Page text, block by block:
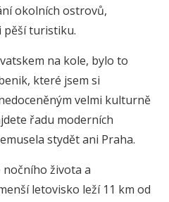
okolních ostrovů,
pěší turistiku.
na kole, bylo to
které jsem si
velmi kulturně
řadu moderních
stydět ani Praha.
nočního života a
letovisko leží 11 km od